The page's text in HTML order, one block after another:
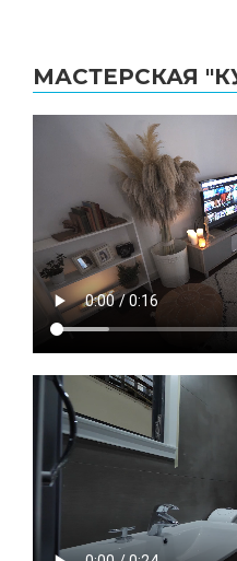
МАСТЕРСКАЯ